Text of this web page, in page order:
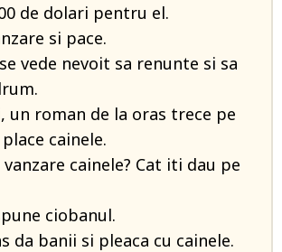
de dolari pentru el.
si pace.
vede nevoit sa renunte si sa
un roman de la oras trece pe
cainele.
vanzare cainele? Cat iti dau pe
ciobanul.
da banii si pleaca cu cainele.